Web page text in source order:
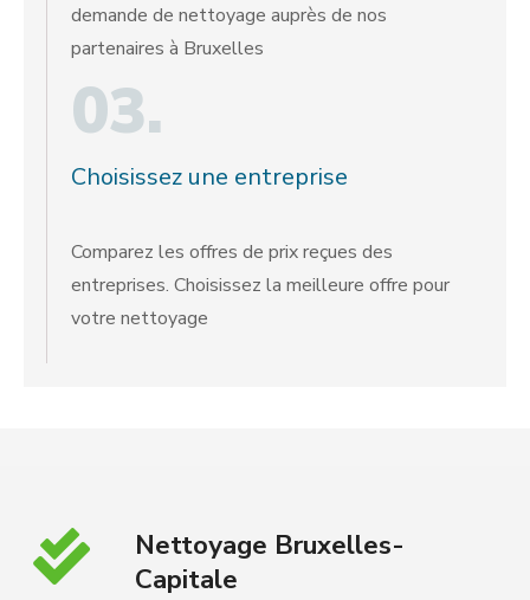
demande de nettoyage auprès de nos
partenaires à Bruxelles
03.
Choisissez une entreprise
Comparez les offres de prix reçues des
entreprises. Choisissez la meilleure offre pour
votre nettoyage
Nettoyage Bruxelles-
Capitale